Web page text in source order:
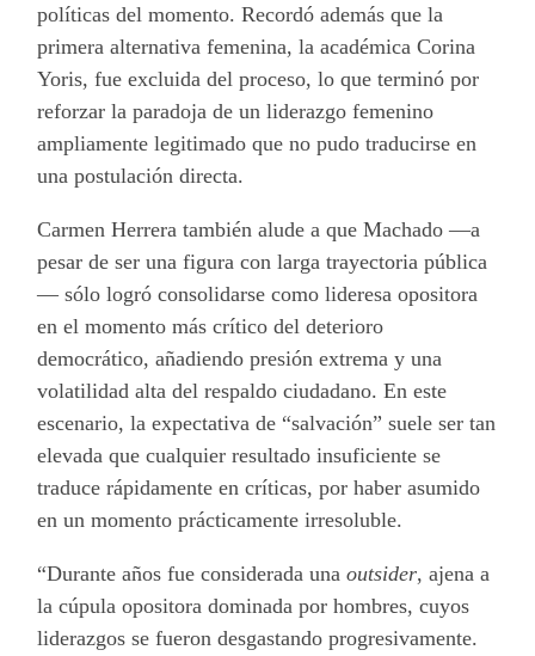
políticas del momento. Recordó además que la
primera alternativa femenina, la académica Corina
Yoris, fue excluida del proceso, lo que terminó por
reforzar la paradoja de un liderazgo femenino
ampliamente legitimado que no pudo traducirse en
una postulación directa.
Carmen Herrera también alude a que Machado —a
pesar de ser una figura con larga trayectoria pública
— sólo logró consolidarse como lideresa opositora
en el momento más crítico del deterioro
democrático, añadiendo presión extrema y una
volatilidad alta del respaldo ciudadano. En este
escenario, la expectativa de “salvación” suele ser tan
elevada que cualquier resultado insuficiente se
traduce rápidamente en críticas, por haber asumido
en un momento prácticamente irresoluble.
“Durante años fue considerada unaoutsider, ajena a
la cúpula opositora dominada por hombres, cuyos
liderazgos se fueron desgastando progresivamente.